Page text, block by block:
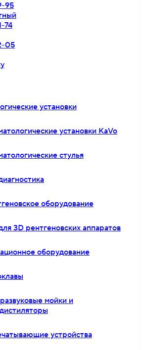
95
74
05
установки
установки KaVo
стулья
оборудование
3D рентгеновских аппаратов
оборудование
мойки и
устройства